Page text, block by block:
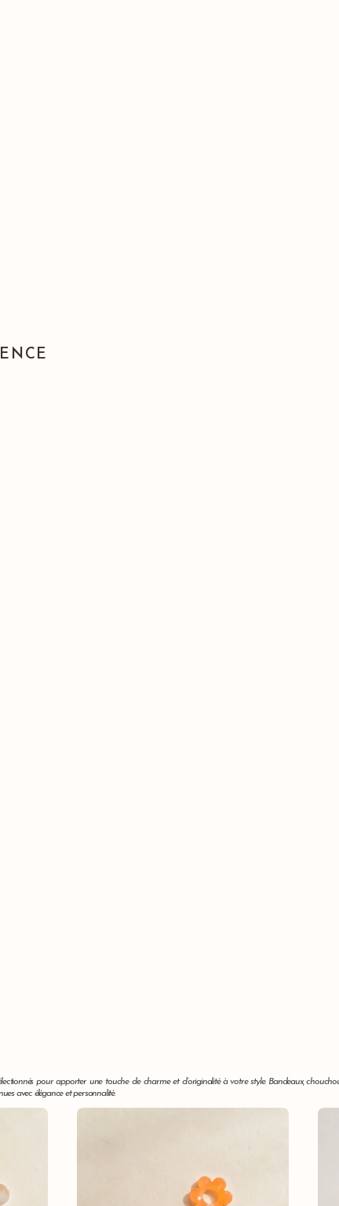
pour apporter une touche de charme et d’originalité à votre style. Bandeaux,
avec élégance et personnalité.